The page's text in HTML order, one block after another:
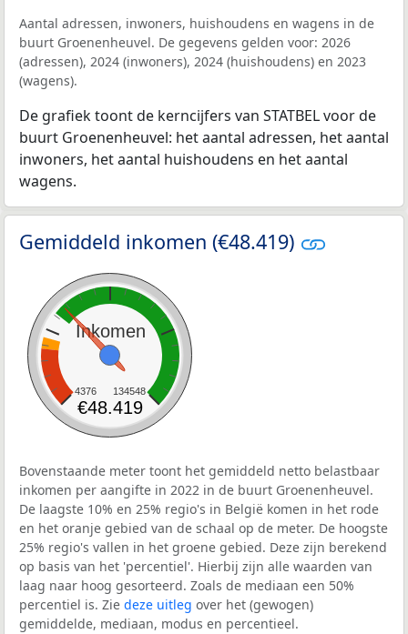
Aantal adressen, inwoners, huishoudens en wagens in de
buurt Groenenheuvel. De gegevens gelden voor: 2026
(adressen), 2024 (inwoners), 2024 (huishoudens) en 2023
(wagens).
De grafiek toont de kerncijfers van STATBEL voor de
buurt Groenenheuvel: het aantal adressen, het aantal
inwoners, het aantal huishoudens en het aantal
wagens.
Gemiddeld inkomen (€48.419)
Inkomen
4376 134548
€48.419
Bovenstaande meter toont het gemiddeld netto belastbaar
inkomen per aangifte in 2022 in de buurt Groenenheuvel.
De laagste 10% en 25% regio's in België komen in het rode
en het oranje gebied van de schaal op de meter. De hoogste
25% regio's vallen in het groene gebied. Deze zijn berekend
op basis van het 'percentiel'. Hierbij zijn alle waarden van
laag naar hoog gesorteerd. Zoals de mediaan een 50%
percentiel is. Zie deze uitleg over het (gewogen)
gemiddelde, mediaan, modus en percentieel.